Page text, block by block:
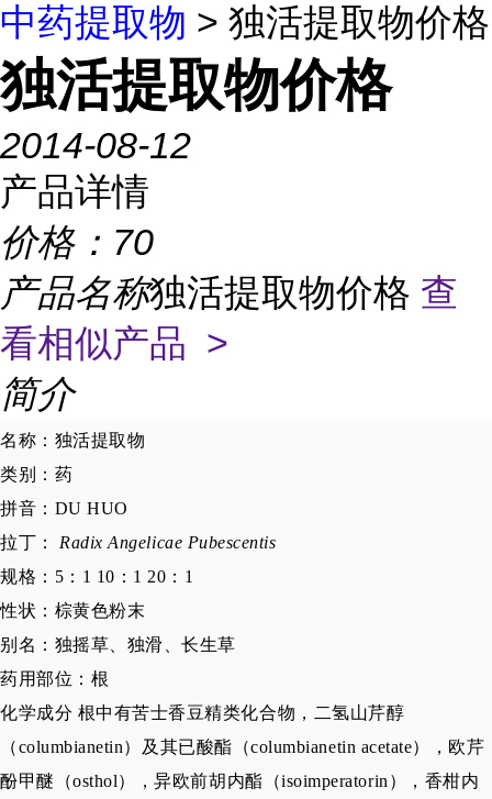
中药提取物 > 独活提取物价格
独活提取物价格
2014-08-12
产品详情
价格： 70
产品名称独活提取物价格 查
看相似产品 >
简介
名称：独活提取物
类别：药
拼音：DU HUO
拉丁： Radix Angelicae Pubescentis
规格：5：1 10：1 20：1
性状：棕黄色粉末
别名：独摇草、独滑、长生草
药用部位：根
化学成分 根中有苦士香豆精类化合物，二氢山芹醇
（columbianetin）及其已酸酯（columbianetin acetate），欧芹
酚甲醚（osthol），异欧前胡内酯（isoimperatorin），香柑内